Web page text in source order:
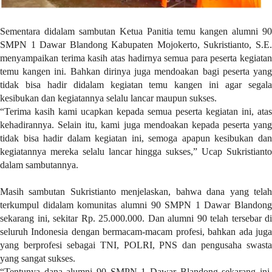
t
g
o
r
y
_
i
d
=
"
2
3
f
l
u
i
d
_
Sementara didalam sambutan Ketua Panitia temu kangen alumni 90
SMPN 1 Dawar Blandong Kabupaten Mojokerto, Sukristianto, S.E.
menyampaikan terima kasih atas hadirnya semua para peserta kegiatan
temu kangen ini. Bahkan dirinya juga mendoakan bagi peserta yang
tidak bisa hadir didalam kegiatan temu kangen ini agar segala
kesibukan dan kegiatannya selalu lancar maupun sukses.
“Terima kasih kami ucapkan kepada semua peserta kegiatan ini, atas
kehadirannya. Selain itu, kami juga mendoakan kepada peserta yang
tidak bisa hadir dalam kegiatan ini, semoga apapun kesibukan dan
kegiatannya mereka selalu lancar hingga sukses,” Ucap Sukristianto
dalam sambutannya.
Masih sambutan Sukristianto menjelaskan, bahwa dana yang telah
terkumpul didalam komunitas alumni 90 SMPN 1 Dawar Blandong
sekarang ini, sekitar Rp. 25.000.000. Dan alumni 90 telah tersebar di
seluruh Indonesia dengan bermacam-macam profesi, bahkan ada juga
yang berprofesi sebagai TNI, POLRI, PNS dan pengusaha swasta
yang sangat sukses.